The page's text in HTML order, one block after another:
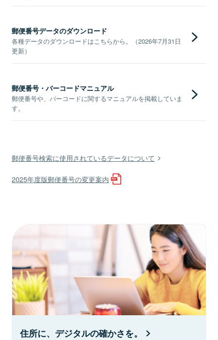
郵便番号データのダウンロード
各種データのダウンロードはこちらから。（2026年7月31日
更新）
郵便番号・バーコードマニュアル
郵便番号や、バーコードに関するマニュアルを掲載していま
す。
郵便番号検索に使用されているデータについて
2025年度版郵便番号の変更案内
住所に、デジタルの確かさを。